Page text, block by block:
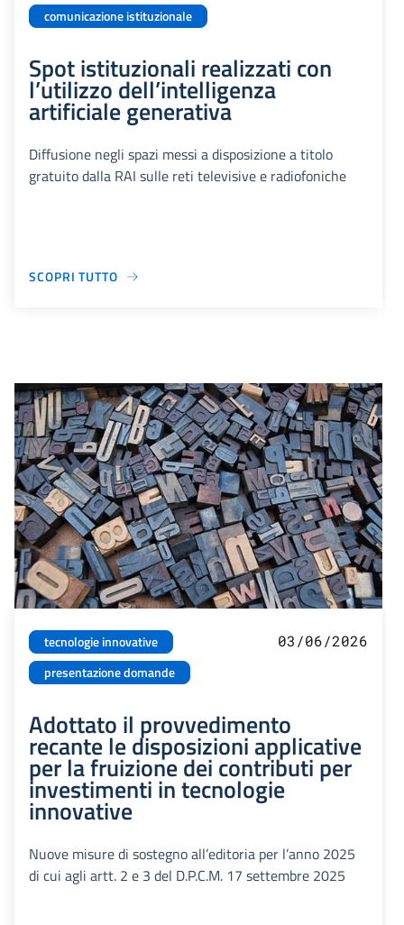
comunicazione istituzionale
Spot istituzionali realizzati con
l’utilizzo dell’intelligenza
artificiale generativa
Diffusione negli spazi messi a disposizione a titolo
gratuito dalla RAI sulle reti televisive e radiofoniche
SCOPRI TUTTO
tecnologie innovative
presentazione domande
03/06/2026
Adottato il provvedimento
recante le disposizioni applicative
per la fruizione dei contributi per
investimenti in tecnologie
innovative
Nuove misure di sostegno all’editoria per l’anno 2025
di cui agli artt. 2 e 3 del D.P.C.M. 17 settembre 2025